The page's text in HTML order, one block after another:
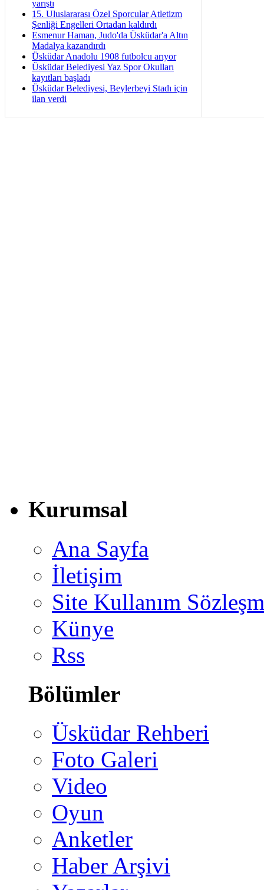
yarıştı
15. Uluslararası Özel Sporcular Atletizm
Şenliği Engelleri Ortadan kaldırdı
Esmenur Haman, Judo'da Üsküdar'a Altın
Madalya kazandırdı
Üsküdar Anadolu 1908 futbolcu arıyor
Üsküdar Belediyesi Yaz Spor Okulları
kayıtları başladı
Üsküdar Belediyesi, Beylerbeyi Stadı için
ilan verdi
Kurumsal
Ana Sayfa
İletişim
Site Kullanım
Künye
Rss
Bölümler
Üsküdar Rehberi
Foto Galeri
Video
Oyun
Anketler
Haber Arşivi